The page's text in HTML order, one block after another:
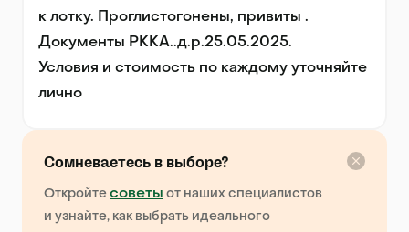
к лотку. Проглистогонены, привиты .
Документы РККА..д.р.25.05.2025.
Условия и стоимость по каждому уточняйте
лично
Сомневаетесь в выборе?
Откройте советы от наших специалистов
и узнайте, как выбрать идеального